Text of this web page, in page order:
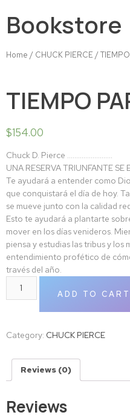
Bookstore
Home / CHUCK PIERCE /
TIEMPO
$154.00
Chuck D. Pierce …………………….
UNA RESERVA TRIUNFANTE SE
Te ayudará a entender como
que conquistará el día de hoy.
se mueve junto con la calidad
Esto te ayudará a plantarte
mover en los días venideros.
piensa y estudias las tribus y los
entendimiento profético de
través del año.
ADD TO CART
Category: CHUCK PIERCE
Reviews (0)
Reviews